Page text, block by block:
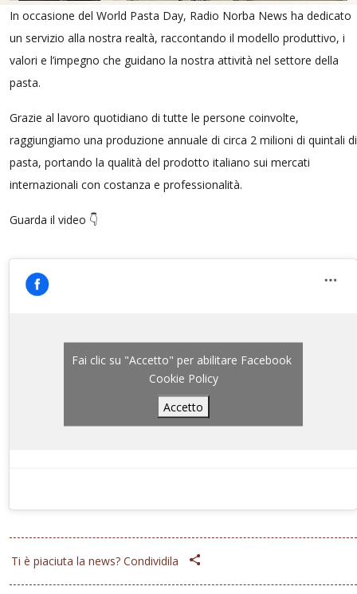
In occasione del World Pasta Day, Radio Norba News ha dedicato
un servizio alla nostra realtà, raccontando il modello produttivo, i
valori e l’impegno che guidano la nostra attività nel settore della
pasta.
Grazie al lavoro quotidiano di tutte le persone coinvolte,
raggiungiamo una produzione annuale di circa 2 milioni di quintali di
pasta, portando la qualità del prodotto italiano sui mercati
internazionali con costanza e professionalità.
Guarda il video 👇​
Fai clic su "Accetto" per abilitare Facebook
Cookie Policy
Accetto
Ti è piaciuta la news? Condividila